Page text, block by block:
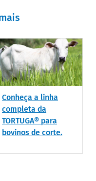
Conheça a linha
completa da
TORTUGA® para
bovinos de corte.